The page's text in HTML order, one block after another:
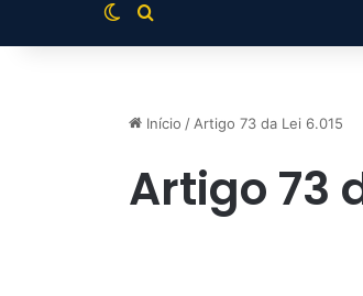
Switch skin
Buscar por
Início / Artigo 73 da Lei 6.015
Artigo 73